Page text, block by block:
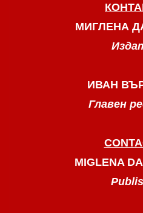
МИГЛЕНА
ИВАН
Главен
MIGLENA